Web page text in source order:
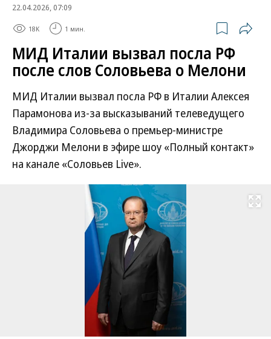
22.04.2026, 07:09
18K 1 мин.
МИД Италии вызвал посла РФ
после слов Соловьева о Мелони
МИД Италии вызвал посла РФ в Италии Алексея
Парамонова из-за высказываний телеведущего
Владимира Соловьева о премьер-министре
Джорджи Мелони в эфире шоу «Полный контакт»
на канале «Соловьев Live».
Развернуть